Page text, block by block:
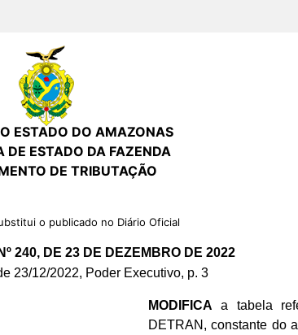
ESTADO DO AMAZONAS
DE ESTADO DA FAZENDA
DE TRIBUTAÇÃO
o publicado no Diário Oficial
240, DE 23 DE DEZEMBRO DE 2022
23/12/2022, Poder Executivo, p. 3
MODIFICA a tabela
DETRAN, constante do